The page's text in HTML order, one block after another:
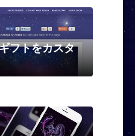
フトをカスタ